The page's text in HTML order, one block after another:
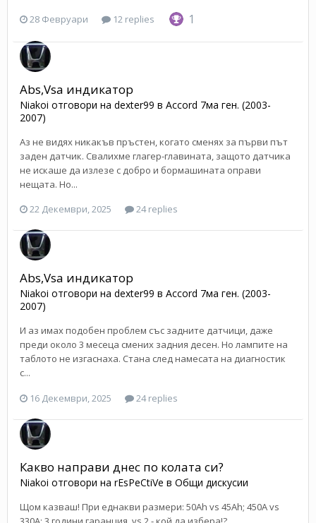
28 Февруари 12 replies 1
Abs,Vsa индикатор
Niakoi отговори на dexter99 в Accord 7ма ген. (2003-
2007)
Аз не видях никакъв пръстен, когато сменях за първи път
заден датчик. Свалихме глагер-главината, защото датчика
не искаше да излезе с добро и бормашината оправи
нещата. Но...
22 Декември, 2025
24 replies
Abs,Vsa индикатор
Niakoi отговори на dexter99 в Accord 7ма ген. (2003-
2007)
И аз имах подобен проблем със задните датчици, даже
преди около 3 месеца смених задния десен. Но лампите на
таблото не изгаснаха. Стана след намесата на диагностик
с...
16 Декември, 2025
24 replies
Какво направи днес по колата си?
Niakoi отговори на rEsPeCtiVe в Общи дискусии
Щом казваш! При еднакви размери: 50Ah vs 45Ah; 450A vs